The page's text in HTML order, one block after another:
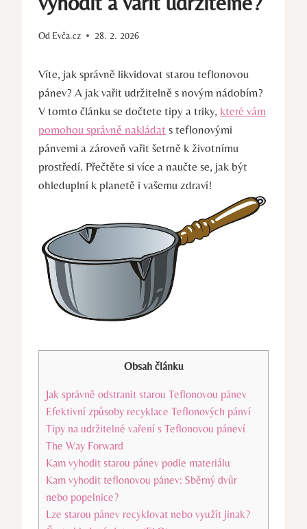
Od Evča.cz 28. 2. 2026
Víte, jak správně likvidovat starou teflonovou
pánev? A jak vařit udržitelně s novým nádobím?
V tomto článku se dočtete tipy a triky, které vám
pomohou správně nakládat s teflonovými
pánvemi a zároveň vařit šetrně k životnímu
prostředí. Přečtěte si více a naučte se, jak být
ohleduplní k planetě i vašemu zdraví!
Obsah článku
Jak správně odstranit starou Teflonovou pánev
Efektivní způsoby recyklace Teflonových pánví
Tipy na udržitelné vaření s Teflonovou páneví
The Way Forward
Kam vyhodit starou pánev podle materiálu
Kam vyhodit teflonovou pánev: Sběrný dvůr
nebo popelnice?
Lze starou pánev recyklovat nebo využít jinak?